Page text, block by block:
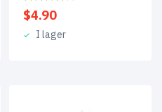
$4.90
I lager